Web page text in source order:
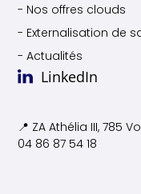
- Nos offres clouds
- Externalisation de
- Actualités
LinkedIn
📍 ZA Athélia III, 785
04 86 87 54 18